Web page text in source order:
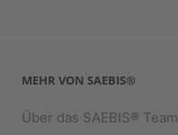
MEHR VON SAEBIS®
Über das SAEBIS® Team